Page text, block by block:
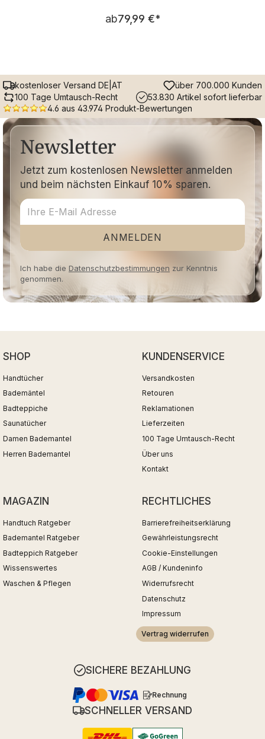
Regulärer Preis:
ab79,99 €*
kostenloser Versand DE|AT
über 700.000 Kunden
100 Tage Umtausch-Recht
53.830 Artikel sofort lieferbar
4.6 aus 43.974 Produkt-Bewertungen
Newsletter
Jetzt zum kostenlosen Newsletter anmelden
und beim nächsten Einkauf 10% sparen.
ANMELDEN
Ich habe die Datenschutzbestimmungen zur Kenntnis
genommen.
SHOP
Handtücher
Bademäntel
Badteppiche
Saunatücher
Damen Bademantel
Herren Bademantel
KUNDENSERVICE
Versandkosten
Retouren
Reklamationen
Lieferzeiten
100 Tage Umtausch-Recht
Über uns
Kontakt
MAGAZIN
Handtuch Ratgeber
Bademantel Ratgeber
Badteppich Ratgeber
Wissenswertes
Waschen & Pflegen
RECHTLICHES
Barrierefreiheitserklärung
Gewährleistungsrecht
Cookie-Einstellungen
AGB / Kundeninfo
Widerrufsrecht
Datenschutz
Impressum
Vertrag widerrufen
SICHERE BEZAHLUNG
Rechnung
SCHNELLER VERSAND